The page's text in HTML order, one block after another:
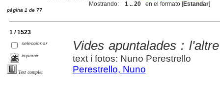
Mostrando:
1 .. 20 en el formato [Estandar]
página 1 de 77
1 / 1523
seleccionar
imprimir
Text complet
Vides apuntalades :
text i fotos: Nuno Perestrello
Perestrello, Nuno